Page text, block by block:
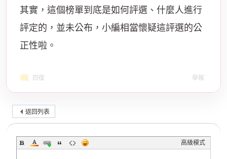
其實，這個榜單到底是如何評選、什麼人進行
評定的，並未公布，小編相當懷疑這評選的公
正性啦。
回復 舉報
返回列表
高級模式